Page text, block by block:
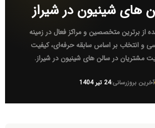
های شینیون در شیراز
برترین متخصصین و مراکز فعال در زمینه
و انتخاب بر اساس سابقه حرفه‌ای، کیفیت
مشتریان در سالن های شینیون در شیراز.
آخرین بروزرسانی:24 تیر 1404